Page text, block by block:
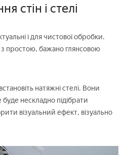
стін і стелі
і для чистової обробки.
з простою, бажано глянсовою
натяжні стелі. Вони
буде нескладно підібрати
візуальний ефект, візуально